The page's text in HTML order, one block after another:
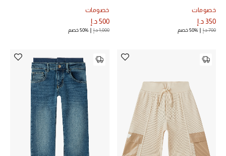
الموسم الجديد
الحقائب النسائية
أحذية النسائية
خصومات
350 د.إ
700 د.إ 50% خصم
خصومات
500 د.إ
1,000 د.إ 50% خصم